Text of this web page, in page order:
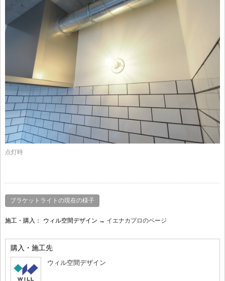
点灯時
ブラケットライトの現在の様子
施工・購入： ウィル空間デザイン → イエナカプロのページ
購入・施工先
ウィル空間デザイン